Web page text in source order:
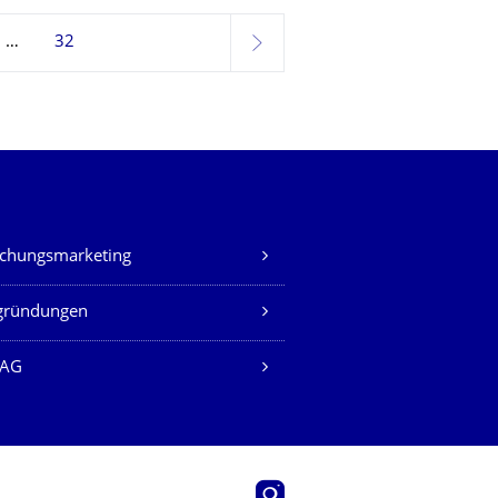
32
weiter
Instagram